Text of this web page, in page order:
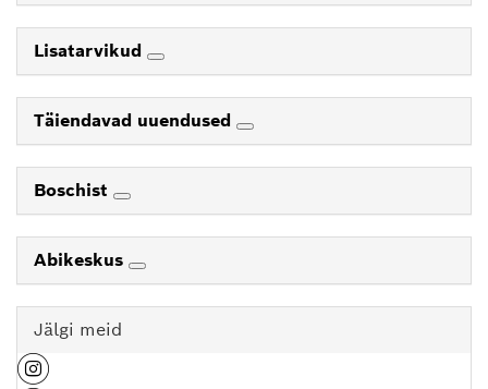
Lisatarvikud
Täiendavad uuendused
Boschist
Abikeskus
Jälgi meid